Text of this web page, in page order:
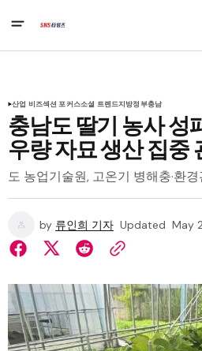
산업 비즈섹션 포커스소셜 트렌드지방정부충남
충남도 딸기 농사 성
우량 자묘 생산 집중
도 농업기술원, 고온기 병해충·환
by 류인희 기자 Updated May